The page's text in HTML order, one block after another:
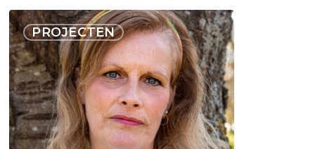
Endometriose
en
de
overgang
PROJECTEN